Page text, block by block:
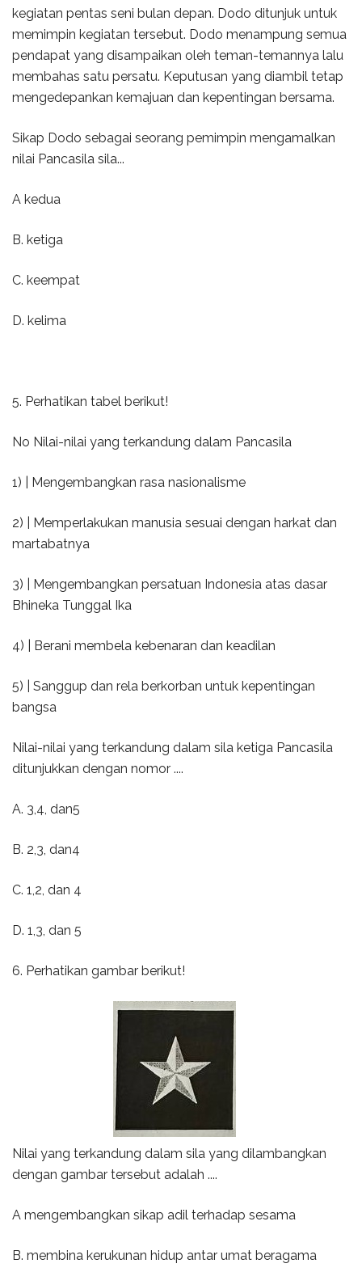
kegiatan pentas seni bulan depan. Dodo ditunjuk untuk
memimpin kegiatan tersebut. Dodo menampung semua
pendapat yang disampaikan oleh teman-temannya lalu
membahas satu persatu. Keputusan yang diambil tetap
mengedepankan kemajuan dan kepentingan bersama.
Sikap Dodo sebagai seorang pemimpin mengamalkan
nilai Pancasila sila...
A kedua
B. ketiga
C. keempat
D. kelima
5. Perhatikan tabel berikut!
No Nilai-nilai yang terkandung dalam Pancasila
1) | Mengembangkan rasa nasionalisme
2) | Memperlakukan manusia sesuai dengan harkat dan
martabatnya
3) | Mengembangkan persatuan Indonesia atas dasar
Bhineka Tunggal Ika
4) | Berani membela kebenaran dan keadilan
5) | Sanggup dan rela berkorban untuk kepentingan
bangsa
Nilai-nilai yang terkandung dalam sila ketiga Pancasila
ditunjukkan dengan nomor ....
A. 3,4, dan5
B. 2,3, dan4
C. 1,2, dan 4
D. 1,3, dan 5
6. Perhatikan gambar berikut!
Nilai yang terkandung dalam sila yang dilambangkan
dengan gambar tersebut adalah ....
A mengembangkan sikap adil terhadap sesama
B. membina kerukunan hidup antar umat beragama